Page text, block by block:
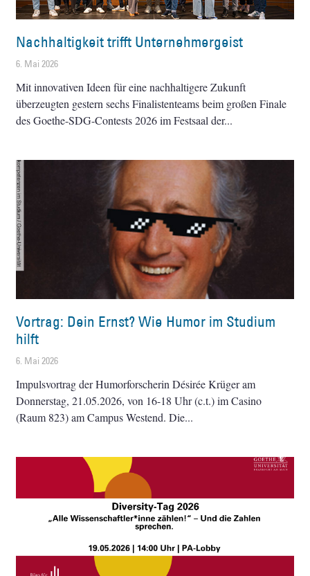
Nachhaltigkeit trifft Unternehmergeist
6. Mai 2026
Mit innovativen Ideen für eine nachhaltigere Zukunft
überzeugten gestern sechs Finalistenteams beim großen Finale
des Goethe-SDG-Contests 2026 im Festsaal der
Vortrag: Dein Ernst? Wie Humor im Studium
hilft
6. Mai 2026
Impulsvortrag der Humorforscherin Désirée Krüger am
Donnerstag, 21.05.2026, von 16-18 Uhr (c.t.) im Casino
(Raum 823) am Campus Westend. Die